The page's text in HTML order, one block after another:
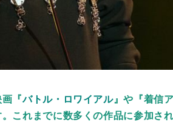
画『バトル・ロワイアル』や『着信
これまでに数多くの作品に参加さ